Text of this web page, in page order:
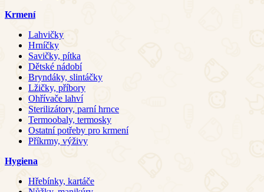
Krmení
Lahvičky
Hrníčky
Savičky, pítka
Dětské nádobí
Bryndáky, slintáčky
Lžičky, příbory
Ohřívače lahví
Sterilizátory, parní hrnce
Termoobaly, termosky
Ostatní potřeby pro krmení
Příkrmy, výživy
Hygiena
Hřebínky, kartáče